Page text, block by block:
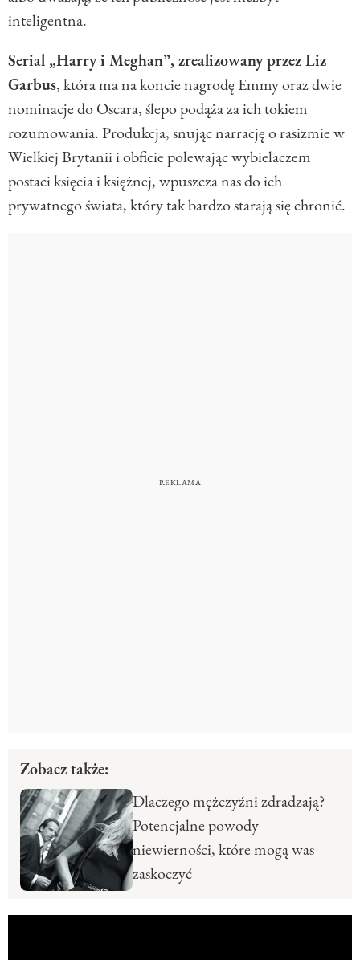
inteligentna.
Serial „Harry i Meghan”, zrealizowany przez Liz
Garbus, która ma na koncie nagrodę Emmy oraz dwie
nominacje do Oscara, ślepo podąża za ich tokiem
rozumowania. Produkcja, snując narrację o rasizmie w
Wielkiej Brytanii i obficie polewając wybielaczem
postaci księcia i księżnej, wpuszcza nas do ich
prywatnego świata, który tak bardzo starają się chronić.
Zobacz także:
Dlaczego mężczyźni zdradzają?
Potencjalne powody
niewierności, które mogą was
zaskoczyć